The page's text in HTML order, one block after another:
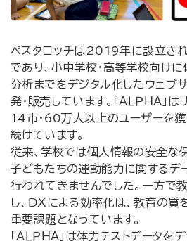
ペスタロッチは2019年に設立され
であり、小中学校・高等学校向けに
分析までをデジタル化したウェブサ
発・販売しています。「ＡＬＰＨＡ」
14市・60万人以上のユーザーを獲
続けています。
従来、学校では個人情報の安全な保
子どもたちの運動能力に関するデ
行われてきませんでした。一方で
し、ＤＸによる効率化は、教育の
重要課題となっています。
「ＡＬＰＨＡ」は体力テストデータ